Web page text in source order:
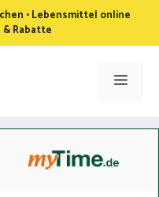
• Lebensmittel online
Rabatte
Menü